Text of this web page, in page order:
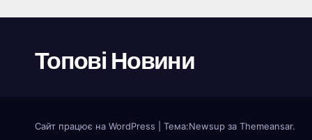
Топові Новини
Сайт працює на WordPress Тема:Newsup за Themeansar.